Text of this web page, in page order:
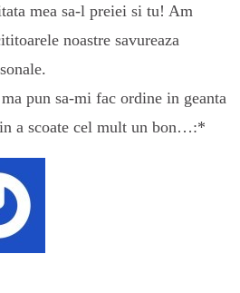
mea sa-l preiei si tu! Am
noastre savureaza
pun sa-mi fac ordine in geanta
a scoate cel mult un bon…:*